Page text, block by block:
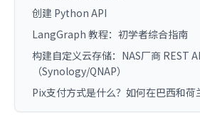
创建 Python API
LangGraph 教程：初学者综合指南
构建自定义云存储：NAS厂商 REST
（Synology/QNAP）
Pix支付方式是什么？如何在巴西和荷